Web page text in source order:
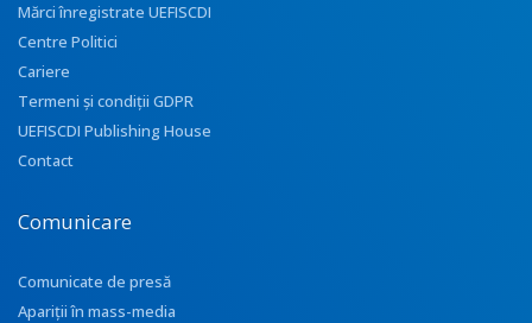
Mărci înregistrate UEFISCDI
Centre Politici
Cariere
Termeni și condiții GDPR
UEFISCDI Publishing House
Contact
Comunicare
Comunicate de presă
Apariţii în mass-media